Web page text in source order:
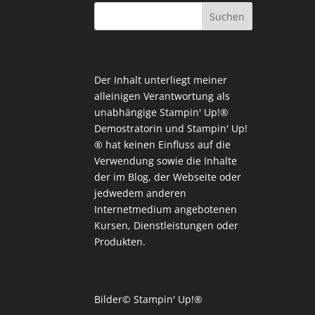
Der Inhalt unterliegt meiner
alleinigen Verantwortung als
unabhängige Stampin' Up!®
Demostratorin und Stampin' Up!
® hat keinen Einfluss auf die
Verwendung sowie die Inhalte
der im Blog, der Webseite oder
jedwedem anderen
Internetmedium angebotenen
Kursen, Dienstleistungen oder
Produkten.
Bilder© Stampin' Up!®